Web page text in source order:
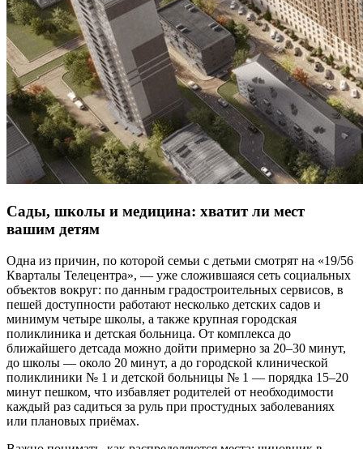
Сады, школы и медицина: хватит ли мест
вашим детям
Одна из причин, по которой семьи с детьми смотрят на «19/56
Кварталы Телецентра», — уже сложившаяся сеть социальных
объектов вокруг: по данным градостроительных сервисов, в
пешей доступности работают несколько детских садов и
минимум четыре школы, а также крупная городская
поликлиника и детская больница. От комплекса до
ближайшего детсада можно дойти примерно за 20–30 минут,
до школы — около 20 минут, а до городской клинической
поликлиники № 1 и детской больницы № 1 — порядка 15–20
минут пешком, что избавляет родителей от необходимости
каждый раз садиться за руль при простудных заболеваниях
или плановых приёмах.